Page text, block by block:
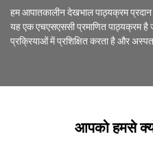
हम आपातकालीन देखभाल पाठ्यक्रम
यह एक एचएसएससी प्रमाणित पाठ्यक्रम है
प्रक्रियाओं में प्रशिक्षित करता है और
आपको हमसे